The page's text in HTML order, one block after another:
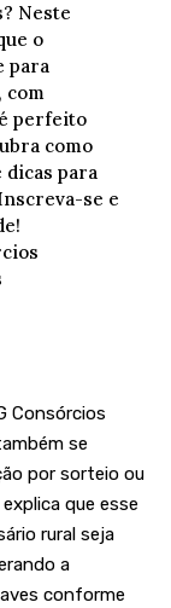
Neste
o
para
com
perfeito
como
dicas para
se e
Consórcios
se
por sorteio ou
que esse
rural seja
a
conforme